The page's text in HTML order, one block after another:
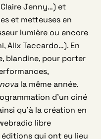
Jenny…) et
et metteuses en
lumière ou encore
Alix Taccardo…). En
blandine, pour porter
la même année.
d’un ciné
qu’à la création en
libre
qui ont eu lieu